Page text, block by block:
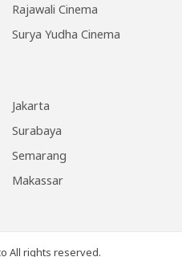
Rajawali Cinema
Surya Yudha Cinema
Jakarta
Surabaya
Semarang
Makassar
All rights reserved.